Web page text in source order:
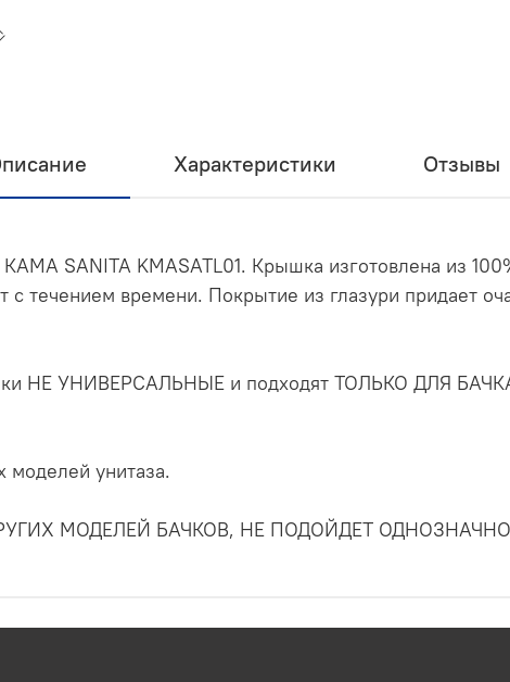
Характеристики Отзывы
SANITA KMASATL01. Крышка изготовлена из
с течением времени. Покрытие из глазури придает
НЕ УНИВЕРСАЛЬНЫЕ и подходят ТОЛЬКО ДЛЯ
унитаза.
МОДЕЛЕЙ БАЧКОВ, НЕ ПОДОЙДЕТ